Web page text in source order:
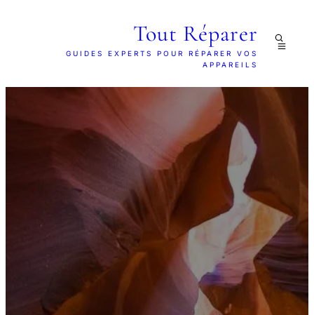
Tout Réparer
GUIDES EXPERTS POUR RÉPARER VOS
APPAREILS